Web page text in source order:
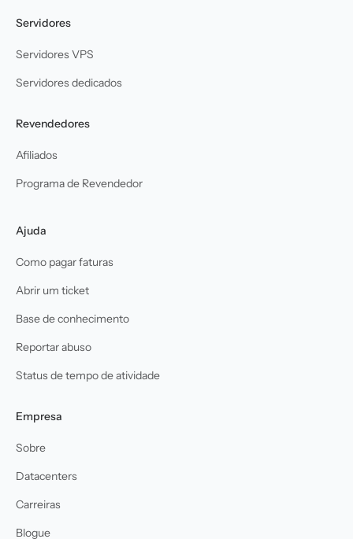
Servidores
Servidores VPS
Servidores dedicados
Revendedores
Afiliados
Programa de Revendedor
Ajuda
Como pagar faturas
Abrir um ticket
Base de conhecimento
Reportar abuso
Status de tempo de atividade
Empresa
Sobre
Datacenters
Carreiras
Blogue